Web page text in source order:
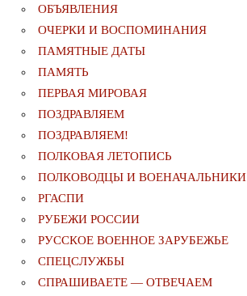
ОБЪЯВЛЕНИЯ
ОЧЕРКИ И ВОСПОМИНАНИЯ
ПАМЯТНЫЕ ДАТЫ
ПАМЯТЬ
ПЕРВАЯ МИРОВАЯ
ПОЗДРАВЛЯЕМ
ПОЗДРАВЛЯЕМ!
ПОЛКОВАЯ ЛЕТОПИСЬ
ПОЛКОВОДЦЫ И ВОЕНАЧАЛЬНИКИ
РГАСПИ
РУБЕЖИ РОССИИ
РУССКОЕ ВОЕННОЕ ЗАРУБЕЖЬЕ
СПЕЦСЛУЖБЫ
СПРАШИВАЕТЕ — ОТВЕЧАЕМ